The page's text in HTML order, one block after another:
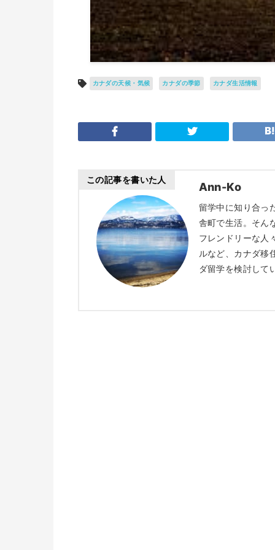
カナダの天候・気候 カナダの季節 カナダ生活情報
この記事を書いた人
Ann-Ko
留学中に知り合っ
舎町で生活。そん
フレンドリーな人
ルなど、カナダ移
ダ留学を検討して